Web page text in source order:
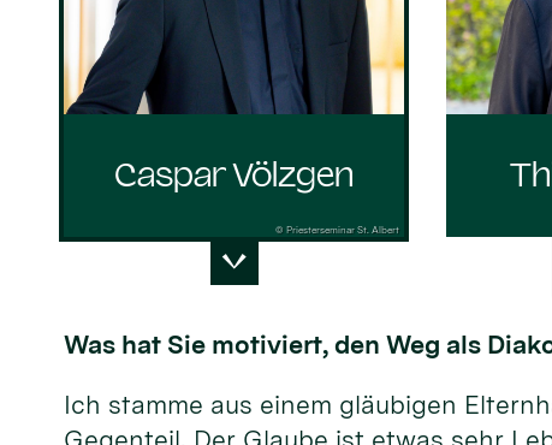
Caspar Völzgen
© Priesterseminar St. Albert
Was hat Sie motiviert, den Weg als
Ich stamme aus einem gläubigen